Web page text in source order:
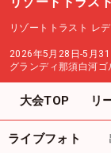
リゾートトラスト レ
2026年5月28日-5月
グランディ那須白河ゴ
大会TOP リ
ライブフォト